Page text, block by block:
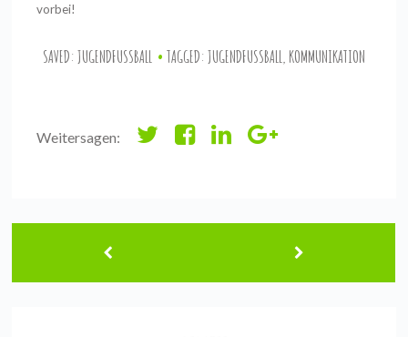
vorbei!
SAVED:JUGENDFUSSBALL TAGGED: JUGENDFUSSBALL, KOMMUNIKATION
Weitersagen: